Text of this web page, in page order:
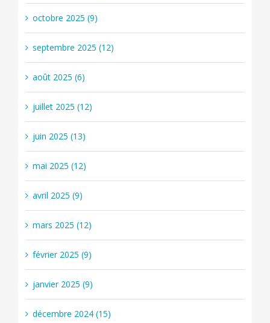
octobre 2025 (9)
septembre 2025 (12)
août 2025 (6)
juillet 2025 (12)
juin 2025 (13)
mai 2025 (12)
avril 2025 (9)
mars 2025 (12)
février 2025 (9)
janvier 2025 (9)
décembre 2024 (15)